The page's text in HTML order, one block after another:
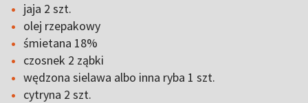
jaja 2 szt.
olej rzepakowy
śmietana 18%
czosnek 2 ząbki
wędzona sielawa albo inna ryba 1 szt.
cytryna 2 szt.